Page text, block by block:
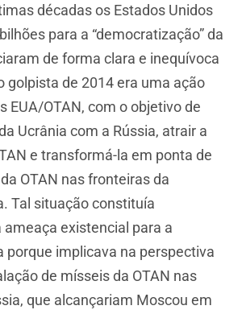
décadas os Estados Unidos
para a “democratização” da
de forma clara e inequívoca
golpista de 2014 era uma ação
EUA/OTAN, com o objetivo de
Ucrânia com a Rússia, atrair a
e transformá-la em ponta de
OTAN nas fronteiras da
Tal situação constituía
existencial para a
porque implicava na perspectiva
de mísseis da OTAN nas
que alcançariam Moscou em